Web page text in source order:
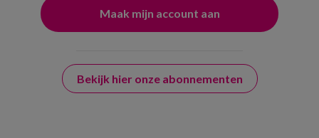
Bekijk hier onze abonnementen